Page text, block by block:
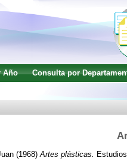
Año
Consulta por
(1968) Artes plásticas.